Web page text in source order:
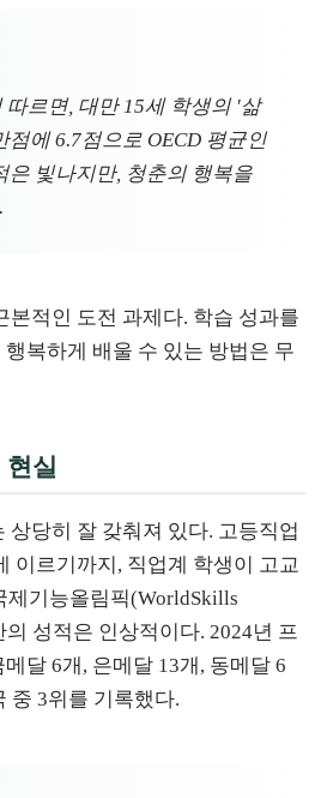
따르면, 대만 15세 학생의 '삶
점에 6.7점으로 OECD 평균인
은 빛나지만, 청춘의 행복을
본적인 도전 과제다. 학습 성과를
복하게 배울 수 있는 방법은 무
실
상당히 잘 갖춰져 있다. 고등직업
이르기까지, 직업계 학생이 고교
제기능올림픽(WorldSkills
성적은 인상적이다. 2024년 프
달 6개, 은메달 13개, 동메달 6
중 3위를 기록했다.